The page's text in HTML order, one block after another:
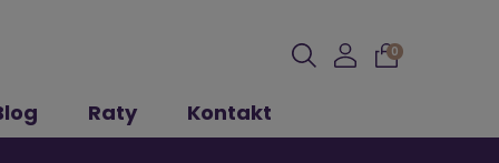
0
Raty Kontakt